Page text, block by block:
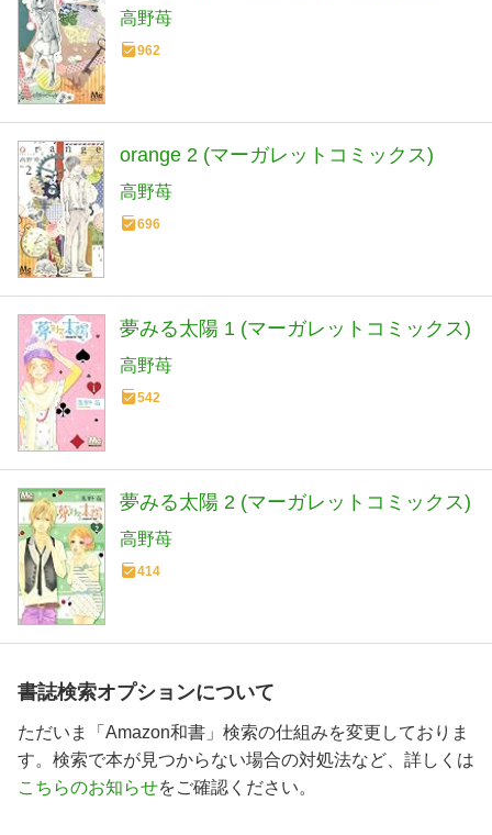
高野苺
962
orange 2 (マーガレットコミックス)
高野苺
696
夢みる太陽 1 (マーガレットコミックス)
高野苺
542
夢みる太陽 2 (マーガレットコミックス)
高野苺
414
書誌検索オプションについて
ただいま「Amazon和書」検索の仕組みを変更しておりま
す。検索で本が見つからない場合の対処法など、詳しくは
こちらのお知らせをご確認ください。